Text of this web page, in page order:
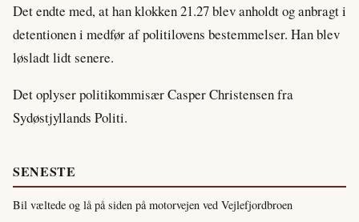
Det endte med, at han klokken 21.27 blev anholdt og anbragt i
detentionen i medfør af politilovens bestemmelser. Han blev
løsladt lidt senere.
Det oplyser politikommisær Casper Christensen fra
Sydøstjyllands Politi.
SENESTE
Bil væltede og lå på siden på motorvejen ved Vejlefjordbroen